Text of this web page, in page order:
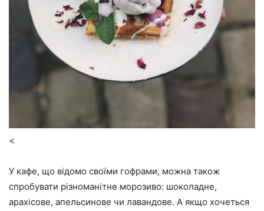
<
У кафе, що відомо своїми гофрами, можна також
спробувати різноманітне морозиво: шоколадне,
арахісове, апельсинове чи лавандове. А якщо хочеться